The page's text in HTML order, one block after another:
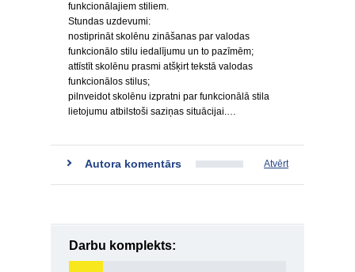
funkcionālajiem stiliem.
Stundas uzdevumi:
nostiprināt skolēnu zināšanas par valodas
funkcionālo stilu iedalījumu un to pazīmēm;
attīstīt skolēnu prasmi atšķirt tekstā valodas
funkcionālos stilus;
pilnveidot skolēnu izpratni par funkcionālā stila
lietojumu atbilstoši saziņas situācijai.…
Autora komentārs Atvērt
Darbu komplekts: